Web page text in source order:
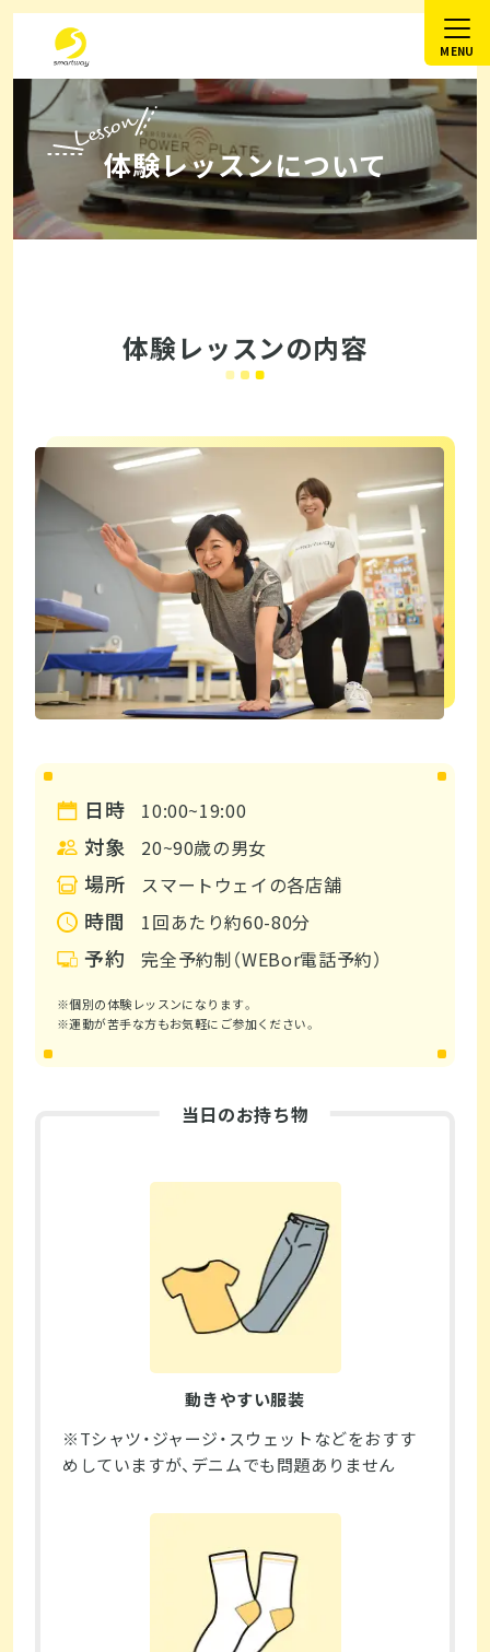
Lesson
体験レッスンについて
体験レッスンの内容
日時 10:00~19:00
対象 20~90歳の男女
場所 スマートウェイの各店舗
時間 1回あたり約60-80分
予約 完全予約制（WEBor電話予約）
※個別の体験レッスンになります。
※運動が苦手な方もお気軽にご参加ください。
当日のお持ち物
動きやすい服装
※Tシャツ・ジャージ・スウェットなどをおすす
めしていますが、デニムでも問題ありません